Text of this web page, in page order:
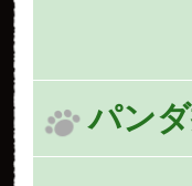
パン